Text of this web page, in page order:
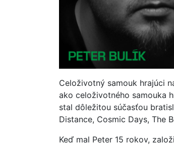
Celoživotný samouk hrajúci
ako celoživotného samouka
stal dôležitou súčasťou
Distance, Cosmic Days, The
Keď mal Peter 15 rokov,